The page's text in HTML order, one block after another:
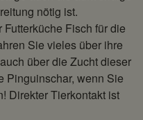
nötig ist.
Fisch für die
Sie vieles über ihre
über die Zucht dieser
Pinguinschar, wenn Sie
Direkter Tierkontakt ist